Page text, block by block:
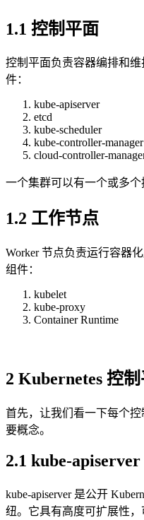
1.1 控制平面
控制平面负责容器编排和
件：
kube-apiserver
etcd
kube-scheduler
kube-controller-manager
cloud-controller-
一个集群可以有一个或多个
1.2 工作节点
Worker 节点负责运行容器
组件：
kubelet
kube-proxy
Container Runtime
2 Kubernetes 控
首先，让我们看一下每个
要概念。
2.1 kube-apiserver
kube-apiserver 是公开
纽。它具有高度可扩展性，